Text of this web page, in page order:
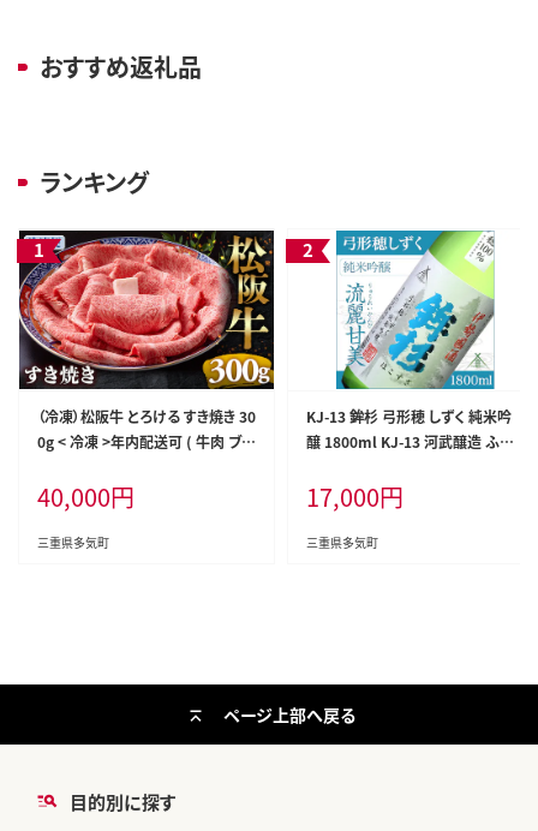
おすすめ返礼品
ランキング
（冷凍）松阪牛 とろける すき焼き 30
0g < 冷凍 >年内配送可 ( 牛肉 ブラ
坂牛 しゃぶしゃぶ 肩ロース 肩 霜
ふり肉 霜降りしゃぶしゃぶ 松阪牛
とろける 牛肉 しゃぶしゃぶ肉 自宅
40,000円
三重県多気町
KJ-13 鉾杉 弓形穂 しずく 純米吟
醸 1800ml KJ-13 河武醸造 ふる
山田錦 アルコール 15度 日本酒 清
酒 酒 国産 伊勢の国 ライスワイン
三重県 多気町
17,000円
三重県多気町
目的別に探す
ページ上部へ戻る